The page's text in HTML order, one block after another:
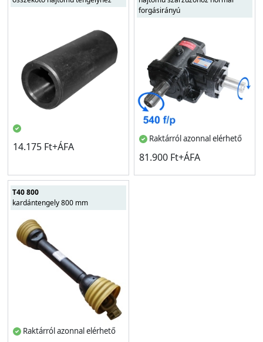
14.175 Ft+ÁFA
forgásirányú
Raktárról azonnal elérhető
81.900 Ft+ÁFA
T40 800
kardántengely 800 mm
Raktárról azonnal elérhető